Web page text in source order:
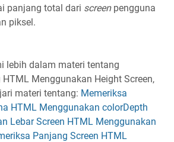
panjang total dari screenpengguna
piksel.
lebih dalam materi tentang
Menggunakan Height Screen,
materi tentang: Memeriksa
HTML Menggunakan colorDepth
Lebar Screen HTML Menggunakan
Panjang Screen HTML